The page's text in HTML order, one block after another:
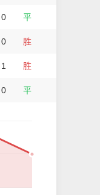
平
胜
胜
平